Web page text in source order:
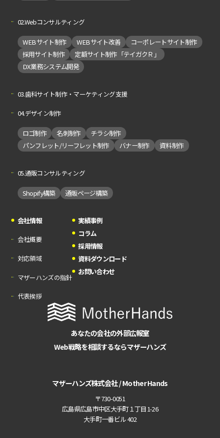
あなたの会社の外部広報室
Web戦略を相談するならマザーハンズ
マザーハンズ株式会社 / Mother Hands
〒730-0051
広島県広島市中区大手町１丁目1-26
大手町一番ビル 402
02.Webコンサルティング
WEBサイト制作 WEBサイト改善
コーポレートサイト制作
採用サイト制作
定額サイト制作「テイガクＲ」
DX業務システム開発
03.歯科サイト制作・マーケティング支援
04.デザイン制作
ロゴ制作 名刺制作
チラシ制作
パンフレット/リーフレット制作
バナー制作 資料制作
05.通販コンサルティング
Shopify構築 通販ページ構築
会社情報
会社概要
対応領域
マザーハンズの指針
代表挨拶
実績事例
コラム
採用情報
資料ダウンロード
お問い合わせ